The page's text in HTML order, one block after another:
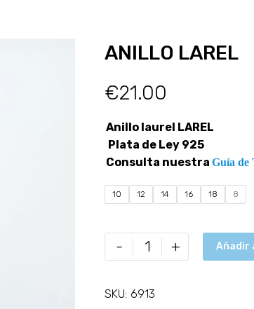
ANILLO LAREL
€21.00
Anillo laurel LAREL
Plata de Ley 925
Consulta nuestra Guía de
10 12 14 16 18 8
- + Añadir
SKU: 6913